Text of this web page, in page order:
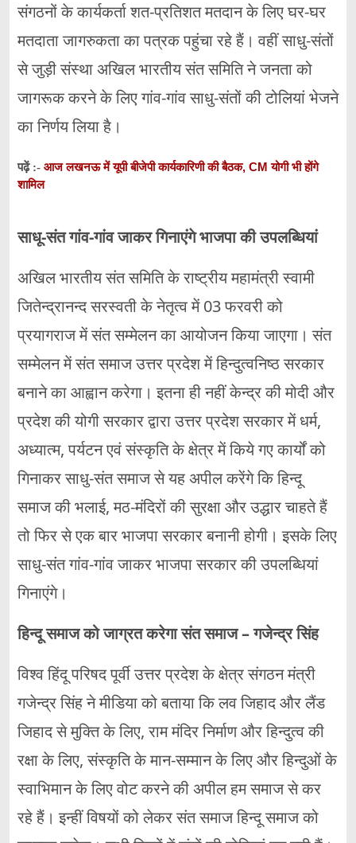
संगठनों के कार्यकर्ता शत-प्रतिशत मतदान के लिए घर-घर
मतदाता जागरुकता का पत्रक पहुंचा रहे हैं। वहीं साधु-संतों
से जुड़ी संस्था अखिल भारतीय संत समिति ने जनता को
जागरूक करने के लिए गांव-गांव साधु-संतों की टोलियां भेजने
का निर्णय लिया है।
पढ़ें :- आज लखनऊ में यूपी बीजेपी कार्यकारिणी की बैठक, CM योगी भी होंगे
शामिल
साधू-संत गांव-गांव जाकर गिनाएंगे भाजपा की उपलब्धियां
अखिल भारतीय संत समिति के राष्ट्रीय महामंत्री स्वामी
जितेन्द्रानन्द सरस्वती के नेतृत्व में 03 फरवरी को
प्रयागराज में संत सम्मेलन का आयोजन किया जाएगा। संत
सम्मेलन में संत समाज उत्तर प्रदेश में हिन्दुत्वनिष्ठ सरकार
बनाने का आह्वान करेगा। इतना ही नहीं केन्द्र की मोदी और
प्रदेश की योगी सरकार द्वारा उत्तर प्रदेश सरकार में धर्म,
अध्यात्म, पर्यटन एवं संस्कृति के क्षेत्र में किये गए कार्यों को
गिनाकर साधु-संत समाज से यह अपील करेंगे कि हिन्दू
समाज की भलाई, मठ-मंदिरों की सुरक्षा और उद्धार चाहते हैं
तो फिर से एक बार भाजपा सरकार बनानी होगी। इसके लिए
साधु-संत गांव-गांव जाकर भाजपा सरकार की उपलब्धियां
गिनाएंगे।
हिन्दू समाज को जाग्रत करेगा संत समाज – गजेन्द्र सिंह
विश्व हिंदू परिषद पूर्वी उत्तर प्रदेश के क्षेत्र संगठन मंत्री
गजेन्द्र सिंह ने मीडिया को बताया कि लव जिहाद और लैंड
जिहाद से मुक्ति के लिए, राम मंदिर निर्माण और हिन्दुत्व की
रक्षा के लिए, संस्कृति के मान-सम्मान के लिए और हिन्दुओं के
स्वाभिमान के लिए वोट करने की अपील हम समाज से कर
रहे हैं। इन्हीं विषयों को लेकर संत समाज हिन्दू समाज को